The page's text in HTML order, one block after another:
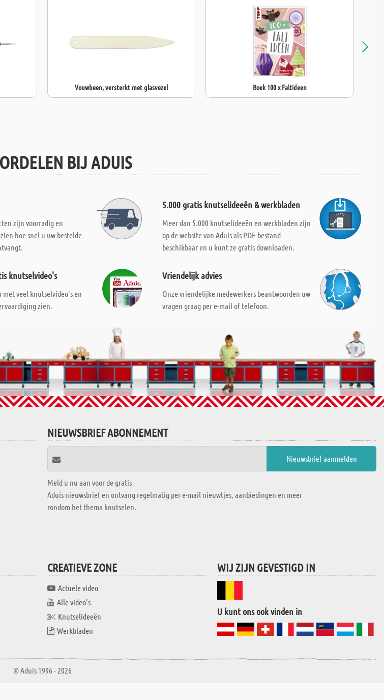
Vouwbeen, versterkt met glasvezel Boek 100 x Faltideen
BIJ ADUIS
zijn voorradig en
hoe snel u uw bestelde
5.000 gratis knutselideeën & werkbladen
Meer dan 5.000 knutselideeën en werkbladen zijn
op de website van Aduis als PDF-bestand
beschikbaar en u kunt ze gratis downloaden.
knutselvideo's
veel knutselvideo's en
zien.
Vriendelijk advies
Onze vriendelijke medewerkers beantwoorden uw
vragen graag per e-mail of telefoon.
NIEUWSBRIEF ABONNEMENT
Meld u nu aan voor de gratis
Aduis nieuwsbrief en ontvang regelmatig per e-mail nieuwtjes, aanbiedingen en meer
rondom het thema knutselen.
CREATIEVE ZONE
Actuele video
Alle video's
Knutselideeën
Werkbladen
WIJ ZIJN GEVESTIGD IN
U kunt ons ook vinden in
© Aduis 1996 - 2026